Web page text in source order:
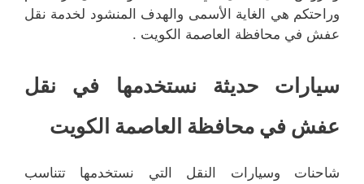
وراحتكم هي الغاية الأسمى والهدف المنشود لخدمة نقل
عفش في محافظة العاصمة الكويت .
سيارات حديثة نستخدمها في نقل
عفش في محافظة العاصمة الكويت
شاحنات وسيارات النقل التي نستخدمها تتناسب